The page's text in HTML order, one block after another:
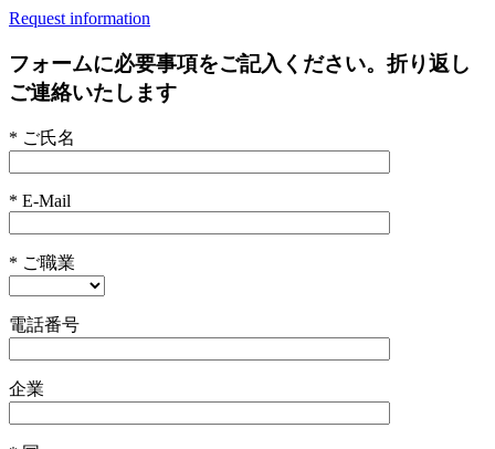
Request information
フォームに必要事項をご記入ください。折り返し
ご連絡いたします
* ご氏名
* E-Mail
* ご職業
電話番号
企業